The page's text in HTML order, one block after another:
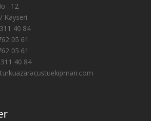
: 12
Kayseri
40 84
05 61
05 61
40 84